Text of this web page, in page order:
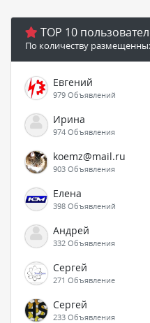
TOP 10
По количеству
Евгений
979 Объявлений
Ирина
974 Объявления
koemz@mail.ru
903 Объявления
Елена
398 Объявлений
Андрей
332 Объявления
Сергей
271 Объявление
Сергей
233 Объявления